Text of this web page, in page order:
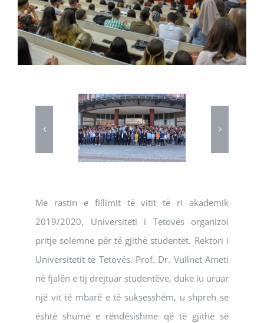
Me rastin e fillimit të vitit të ri akademik
2019/2020, Universiteti i Tetovës organizoi
pritje solemne për të gjithë studentët. Rektori i
Universitetit të Tetovës. Prof. Dr. Vullnet Ameti
në fjalën e tij drejtuar studentëve, duke iu uruar
një vit të mbarë e të suksesshëm, u shpreh se
është shumë e rëndësishme që të gjithë së